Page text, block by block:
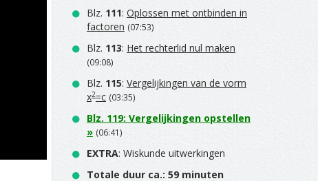
Blz. 111: Oplossen met ontbinden in
factoren (07:53)
Blz. 113: Het rechterlid nul maken
(09:08)
Blz. 115: Vergelijkingen van de vorm
x2=c (03:35)
Blz. 119: Vergelijkingen opstellen
» (06:41)
EXTRA: Wiskunde uitwerkingen
Totale duur ca.: 59 minuten